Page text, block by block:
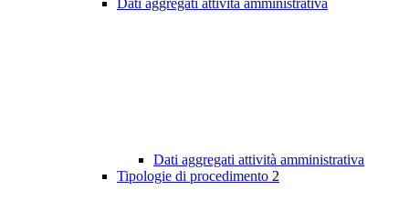
Dati aggregati attività amministrativa
Dati aggregati attività amministrativa
Tipologie di procedimento 2